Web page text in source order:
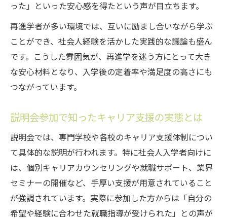
った」といった安心感を得たという声が目立ちます。
再進学者が多い環境では、互いに励まし合いながら学ぶ
ことができ、社会人経験を活かした実践的な議論も盛ん
です。こうした雰囲気が、再進学を迷う方にとって大き
な安心材料となり、入学後の定着率や満足度の高さにも
つながっています。
説明会参加で知ったキャリア支援の実態とは
説明会では、専門学校や各校のキャリア支援体制につい
て具体的な説明が行われます。特に社会人入学者向けに
は、個別キャリアカウンセリングや就職サポート、業界
セミナーの開催など、手厚い支援が用意されていること
が強調されています。実際に参加した方からは「自分の
希望や経験に合わせた就職指導が受けられた」との声が